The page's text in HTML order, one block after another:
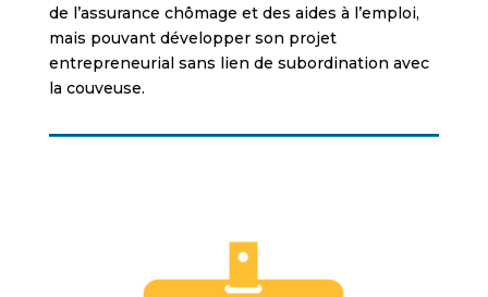
de l’assurance chômage et des aides à l’emploi,
mais pouvant développer son projet
entrepreneurial sans lien de subordination avec
la couveuse.